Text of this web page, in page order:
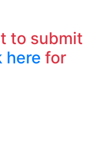
to submit
here for